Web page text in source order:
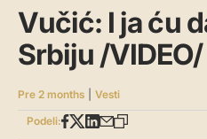
Vučić: I ja ću
Srbiju /VIDEO/
Pre 2 months Vesti
Podeli: